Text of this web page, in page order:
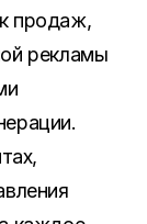
продаж,
рекламы